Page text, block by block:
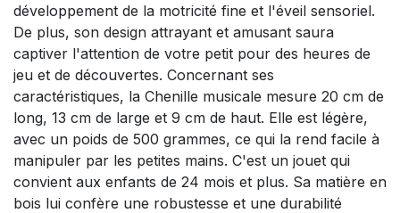
développement de la motricité fine et l'éveil sensoriel.
De plus, son design attrayant et amusant saura
captiver l'attention de votre petit pour des heures de
jeu et de découvertes. Concernant ses
caractéristiques, la Chenille musicale mesure 20 cm de
long, 13 cm de large et 9 cm de haut. Elle est légère,
avec un poids de 500 grammes, ce qui la rend facile à
manipuler par les petites mains. C'est un jouet qui
convient aux enfants de 24 mois et plus. Sa matière en
bois lui confère une robustesse et une durabilité